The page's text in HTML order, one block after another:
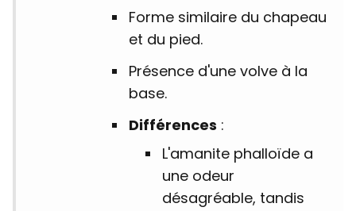
Forme similaire du chapeau
et du pied.
Présence d'une volve à la
base.
Différences :
L'amanite phalloïde a
une odeur
désagréable, tandis